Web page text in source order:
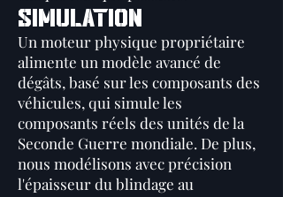
Simulation
Un moteur physique propriétaire
alimente un modèle avancé de
dégâts, basé sur les composants des
véhicules, qui simule les
composants réels des unités de la
Seconde Guerre mondiale. De plus,
nous modélisons avec précision
l'épaisseur du blindage au